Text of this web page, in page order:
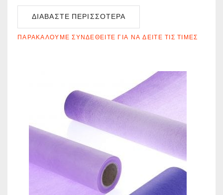
ΔΙΑΒΆΣΤΕ ΠΕΡΙΣΣΌΤΕΡΑ
ΠΑΡΑΚΑΛΟΎΜΕ ΣΥΝΔΕΘΕΊΤΕ ΓΙΑ ΝΑ ΔΕΊΤΕ ΤΙΣ ΤΙΜΈΣ